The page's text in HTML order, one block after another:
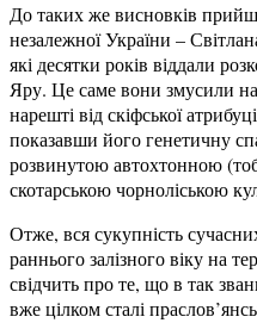
До таких же висновків
незалежної України –
які десятки років віддали
Яру. Це саме вони змусили
нарешті від скіфської
показавши його генетичну
розвинутою автохтонною
скотарською чорноліською
Отже, вся сукупність
раннього залізного віку на
свідчить про те, що в так
вже цілком сталі